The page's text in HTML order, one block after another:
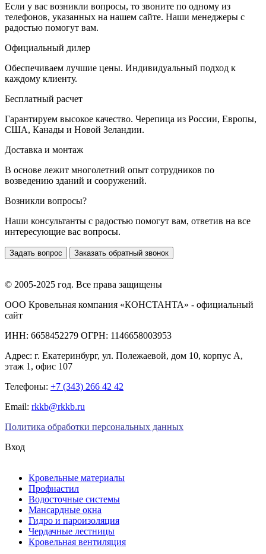
Если у вас возникли вопросы, то звоните по одному из
телефонов, указанных на нашем сайте. Наши менеджеры с
радостью помогут вам.
Официальный дилер
Обеспечиваем лучшие цены. Индивидуальный подход к
каждому клиенту.
Бесплатный расчет
Гарантируем высокое качество. Черепица из России, Европы,
США, Канады и Новой Зеландии.
Доставка и монтаж
В основе лежит многолетний опыт сотрудников по
возведению зданий и сооружений.
Возникли вопросы?
Наши консультанты с радостью помогут вам, ответив на все
интересующие вас вопросы.
Задать вопрос Заказать обратный звонок
© 2005-2025 год. Все права защищены
ООО Кровельная компания «КОНСТАНТА» - официальный
сайт
ИНН: 6658452279 ОГРН: 1146658003953
Адрес: г. Екатеринбург, ул. Полежаевой, дом 10, корпус А,
этаж 1, офис 107
Телефоны: +7 (343) 266 42 42
Email: rkkb@rkkb.ru
Политика обработки персональных данных
Вход
Кровельные материалы
Профнастил
Водосточные системы
Мансардные окна
Гидро и пароизоляция
Чердачные лестницы
Кровельная вентиляция